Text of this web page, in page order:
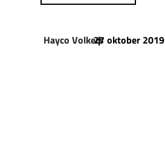
Hayco Volkers
|
27 oktober 2019